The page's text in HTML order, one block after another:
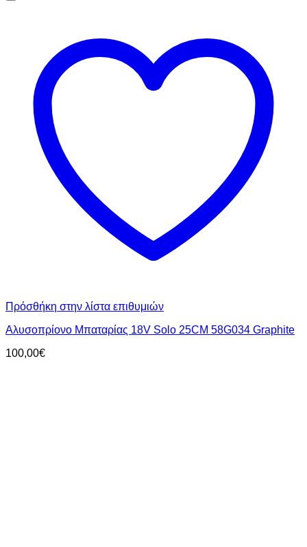
Πρόσθήκη στην λίστα επιθυμιών
Αλυσοπρίονο Μπαταρίας 18V Solo 25CM 58G034 Graphite
100,00€